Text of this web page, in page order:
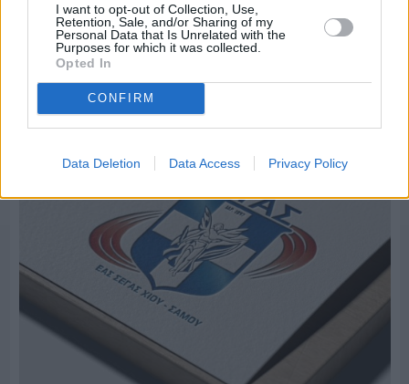
I want to opt-out of Collection, Use,
Retention, Sale, and/or Sharing of my
Personal Data that Is Unrelated with the
Purposes for which it was collected.
Opted In
CONFIRM
Data Deletion Data Access Privacy Policy
Πριν 7 ημέρες
Μία μικρή αλλά αναγκαία ανάπαυλα για την
ομάδα του «Πολίτη»